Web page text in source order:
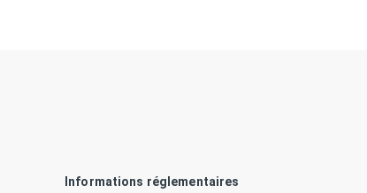
Informations réglementaires